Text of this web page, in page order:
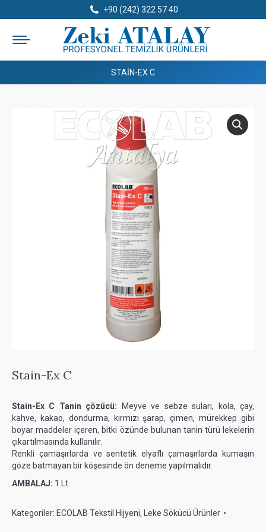
+90 (242) 322 57 40
STAIN-EX C
Stain-Ex C
Stain-Ex C Tanin çözücü: Meyve ve sebze suları, kola, çay,
kahve, kakao, dondurma, kırmızı şarap, çimen, mürekkep gibi
boyar maddeler içeren, bitki özünde bulunan tanin türü lekelerin
çıkartılmasında kullanılır.
Renkli çamaşırlarda ve sentetik elyaflı çamaşırlarda kumaşın
göze batmayan bir köşesinde ön deneme yapılmalıdır.
AMBALAJ: 1 Lt.
Kategoriler: ECOLAB Tekstil Hijyeni, Leke Sökücü Ürünler